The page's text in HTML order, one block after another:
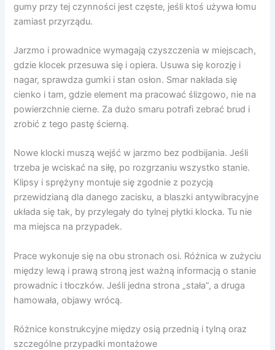
gumy przy tej czynności jest częste, jeśli ktoś używa łomu
zamiast przyrządu.
Jarzmo i prowadnice wymagają czyszczenia w miejscach,
gdzie klocek przesuwa się i opiera. Usuwa się korozję i
nagar, sprawdza gumki i stan osłon. Smar nakłada się
cienko i tam, gdzie element ma pracować ślizgowo, nie na
powierzchnie cierne. Za dużo smaru potrafi zebrać brud i
zrobić z tego pastę ścierną.
Nowe klocki muszą wejść w jarzmo bez podbijania. Jeśli
trzeba je wciskać na siłę, po rozgrzaniu wszystko stanie.
Klipsy i sprężyny montuje się zgodnie z pozycją
przewidzianą dla danego zacisku, a blaszki antywibracyjne
układa się tak, by przylegały do tylnej płytki klocka. Tu nie
ma miejsca na przypadek.
Prace wykonuje się na obu stronach osi. Różnica w zużyciu
między lewą i prawą stroną jest ważną informacją o stanie
prowadnic i tłoczków. Jeśli jedna strona „stała”, a druga
hamowała, objawy wrócą.
Różnice konstrukcyjne między osią przednią i tylną oraz
szczególne przypadki montażowe